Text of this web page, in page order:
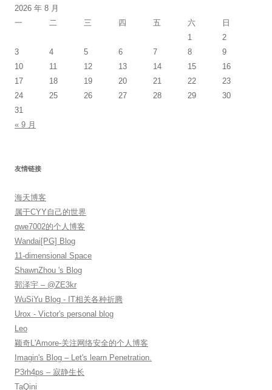
2026 年 8 月
一
二 三 四 五 六
日
1
2
3
4 5 6 7 8
9
10
11 12 13 14 15
16
17
18 19 20 21 22
23
24
25 26 27 28 29
30
31
« 9 月
友情链接
海天博客
属于CYY自己的世界
qwe7002的个人博客
Wandai[PG] Blog
11-dimensional Space
ShawnZhou 's Blog
郭泽宇 – @ZE3kr
WuSiYu Blog - IT相关各种折腾
Urox - Victor's personal blog
Leo
颖奇L'Amore-关注网络安全的个人博客
Imagin's Blog – Let's learn Penetration.
P3rh4ps – 寂静生长
TaQini